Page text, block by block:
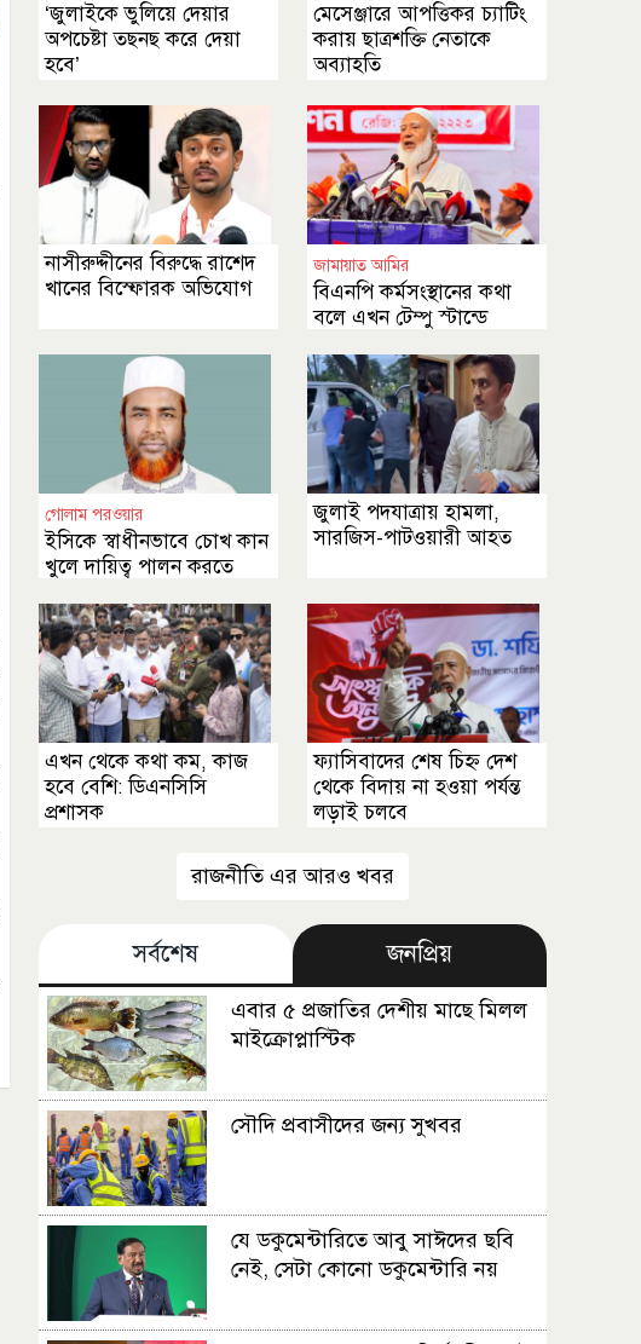
‘জুলাইকে ভুলিয়ে দেয়ার
অপচেষ্টা তছনছ করে দেয়া
হবে’
মেসেঞ্জারে আপত্তিকর চ্যাটিং
করায় ছাত্রশক্তি নেতাকে
অব্যাহতি
নাসীরুদ্দীনের বিরুদ্ধে রাশেদ
খানের বিস্ফোরক অভিযোগ
জামায়াত আমির
বিএনপি কর্মসংস্থানের কথা
বলে এখন টেম্পু স্টান্ডে
গোলাম পরওয়ার
ইসিকে স্বাধীনভাবে চোখ কান
খুলে দায়িত্ব পালন করতে
জুলাই পদযাত্রায় হামলা,
সারজিস-পাটওয়ারী আহত
এখন থেকে কথা কম, কাজ
হবে বেশি: ডিএনসিসি
প্রশাসক
ফ্যাসিবাদের শেষ চিহ্ন দেশ
থেকে বিদায় না হওয়া পর্যন্ত
লড়াই চলবে
রাজনীতি এর আরও খবর
সর্বশেষ জনপ্রিয়
এবার ৫ প্রজাতির দেশীয় মাছে মিলল
মাইক্রোপ্লাস্টিক
সৌদি প্রবাসীদের জন্য সুখবর
যে ডকুমেন্টারিতে আবু সাঈদের ছবি
নেই, সেটা কোনো ডকুমেন্টারি নয়